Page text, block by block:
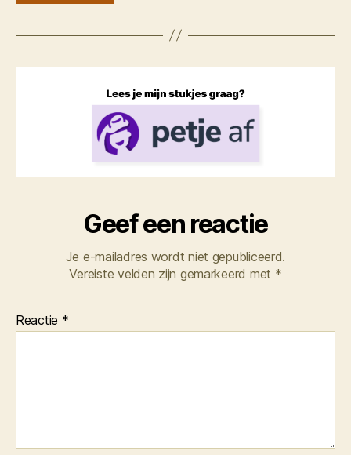
Geef een reactie
Je e-mailadres wordt niet gepubliceerd.
Vereiste velden zijn gemarkeerd met *
Reactie *